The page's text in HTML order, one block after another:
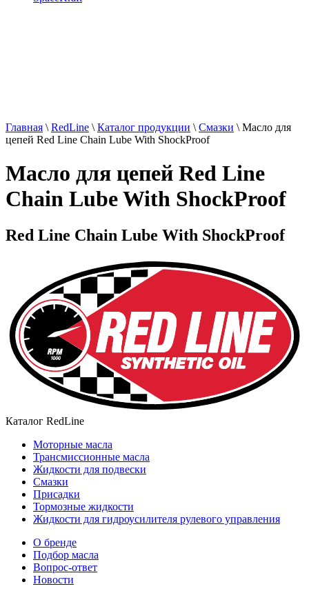
Главная \ RedLine \ Каталог продукции \ Смазки \ Масло для
цепей Red Line Chain Lube With ShockProof
Масло для цепей Red Line
Chain Lube With ShockProof
Red Line Chain Lube With ShockProof
Каталог RedLine
Моторные масла
Трансмиссионные масла
Жидкости для подвески
Смазки
Присадки
Тормозные жидкости
Жидкости для гидроусилителя рулевого управления
О бренде
Подбор масла
Вопрос-ответ
Новости